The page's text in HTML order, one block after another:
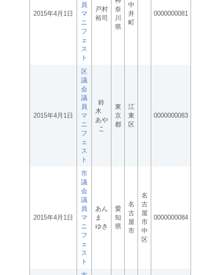
2015年4月1日
員
マ
ニ
フ
ェ
ス
ト
戸村
裕司
奈
川
県
中
井
町
0000000081
2015年4月1日
区
議
会
議
員
マ
ニ
フ
ェ
ス
ト
鈴
木
あや
こ
東
京
都
江
東
区
0000000083
2015年4月1日
市
議
会
議
員
マ
ニ
フ
ェ
ス
ト
あん
ま
ゆき
愛
知
県
名
古
屋
市
名
古
屋
市
中
区
0000000084